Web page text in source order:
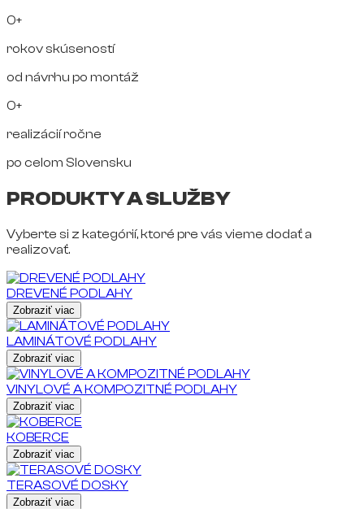
0+
rokov skúseností
od návrhu po montáž
0+
realizácií ročne
po celom Slovensku
PRODUKTY A SLUŽBY
Vyberte si z kategórií, ktoré pre vás vieme dodať a
realizovať.
DREVENÉ PODLAHY
Zobraziť viac
LAMINÁTOVÉ PODLAHY
Zobraziť viac
VINYLOVÉ A KOMPOZITNÉ PODLAHY
Zobraziť viac
KOBERCE
Zobraziť viac
TERASOVÉ DOSKY
Zobraziť viac